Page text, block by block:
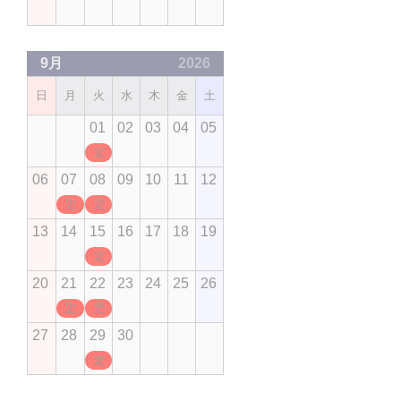
9月 2026
日 月 火 水 木 金 土
01
定休日
02 03 04 05
06 07
定休日
08
定休日
09 10 11 12
13 14 15
定休日
16 17 18 19
20 21
定休日
22
定休日
23 24 25 26
27 28 29
定休日
30